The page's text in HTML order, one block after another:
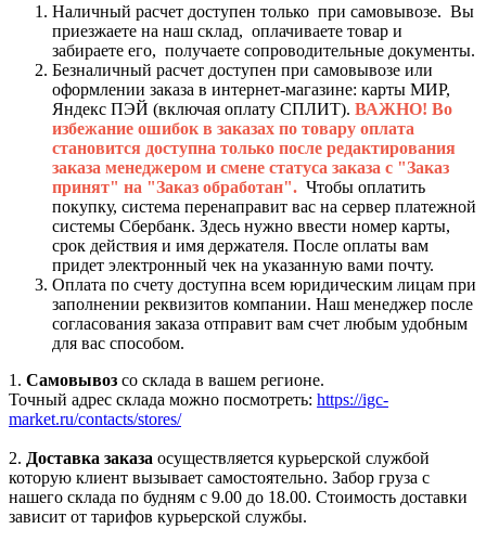
Наличный расчет доступен только при самовывозе. Вы
приезжаете на наш склад, оплачиваете товар и
забираете его, получаете сопроводительные документы.
Безналичный расчет доступен при самовывозе или
оформлении заказа в интернет-магазине: карты МИР,
Яндекс ПЭЙ (включая оплату СПЛИТ). ВАЖНО! Во
избежание ошибок в заказах по товару оплата
становится доступна только после редактирования
заказа менеджером и смене статуса заказа с "Заказ
принят" на "Заказ обработан". Чтобы оплатить
покупку, система перенаправит вас на сервер платежной
системы Сбербанк. Здесь нужно ввести номер карты,
срок действия и имя держателя. После оплаты вам
придет электронный чек на указанную вами почту.
Оплата по счету доступна всем юридическим лицам при
заполнении реквизитов компании. Наш менеджер после
согласования заказа отправит вам счет любым удобным
для вас способом.
1. Самовывоз со склада в вашем регионе.
Точный адрес склада можно посмотреть: https://igc-
market.ru/contacts/stores/
2. Доставка заказа осуществляется курьерской службой
которую клиент вызывает самостоятельно. Забор груза с
нашего склада по будням с 9.00 до 18.00. Стоимость доставки
зависит от тарифов курьерской службы.